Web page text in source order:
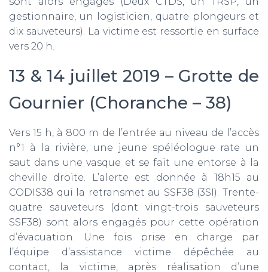
gestionnaire, un logisticien, quatre plongeurs et
dix sauveteurs). La victime est ressortie en surface
vers 20 h.
13 & 14 juillet 2019 – Grotte de
Gournier (Choranche – 38)
Vers 15 h, à 800 m de l’entrée au niveau de l’accès
n°1 à la rivière, une jeune spéléologue rate un
saut dans une vasque et se fait une entorse à la
cheville droite. L’alerte est donnée à 18h15 au
CODIS38 qui la retransmet au SSF38 (3SI). Trente-
quatre sauveteurs (dont vingt-trois sauveteurs
SSF38) sont alors engagés pour cette opération
d’évacuation. Une fois prise en charge par
l’équipe d’assistance victime dépêchée au
contact, la victime, après réalisation d’une